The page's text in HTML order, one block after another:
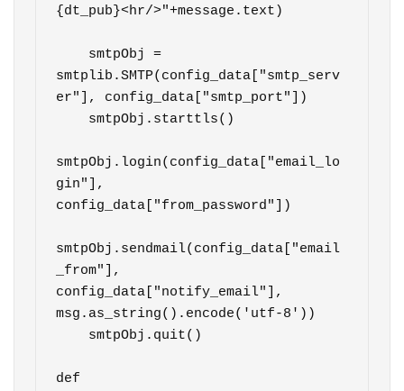
{dt_pub}<hr/>"+message.text)
smtplib.SMTP(config_data["smtp_serv
er"], config_data["smtp_port"])
smtpObj.login(config_data["email_lo
gin"],
config_data["from_password"])
smtpObj.sendmail(config_data["email
_from"],
config_data["notify_email"],
msg.as_string().encode('utf-8'))
def